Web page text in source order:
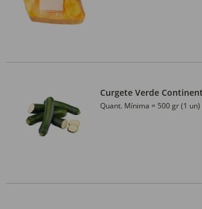
Curgete Verde
Quant. Mínima = 500 gr (1 un)